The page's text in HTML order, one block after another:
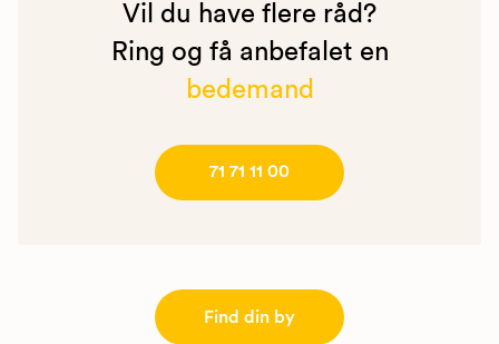
Vil du have flere råd?
Ring og få anbefalet en
bedemand
71 71 11 00
Find din by